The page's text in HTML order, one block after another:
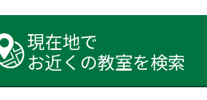
現在地で
お近くの教室を検索